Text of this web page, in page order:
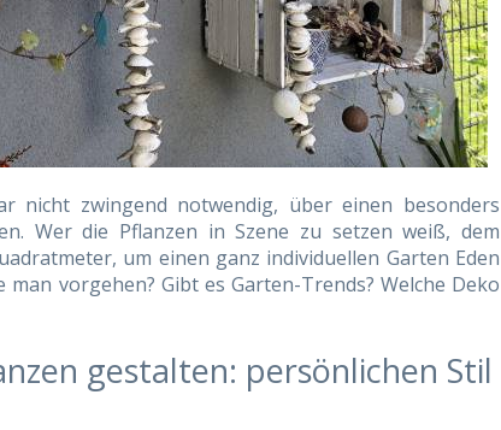
nicht zwingend notwendig, über einen besonders
Wer die Pflanzen in Szene zu setzen weiß, dem
um einen ganz individuellen Garten Eden
vorgehen? Gibt es Garten-Trends? Welche Deko
gestalten: persönlichen Stil